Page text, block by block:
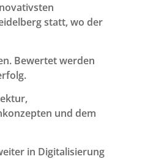
statt, wo der
Bewertet werden
und dem
in Digitalisierung